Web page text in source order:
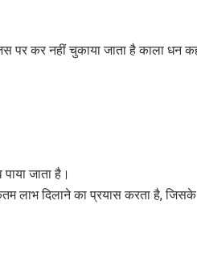
पर कर नहीं चुकाया जाता है काला धन
जाता है।
लाभ दिलाने का प्रयास करता है, जिसके